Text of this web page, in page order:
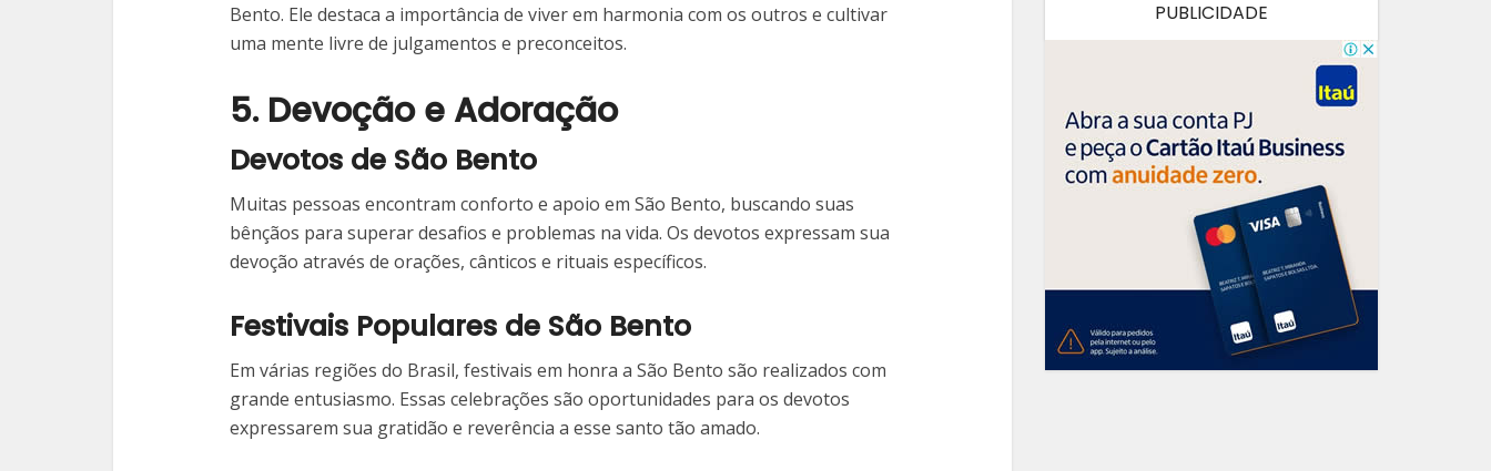
Bento. Ele destaca a importância de viver em harmonia com os outros e cultivar
uma mente livre de julgamentos e preconceitos.
5. Devoção e Adoração
Devotos de São Bento
Muitas pessoas encontram conforto e apoio em São Bento, buscando suas
bênçãos para superar desafios e problemas na vida. Os devotos expressam sua
devoção através de orações, cânticos e rituais específicos.
Festivais Populares de São Bento
Em várias regiões do Brasil, festivais em honra a São Bento são realizados com
grande entusiasmo. Essas celebrações são oportunidades para os devotos
expressarem sua gratidão e reverência a esse santo tão amado.
PUBLICIDADE